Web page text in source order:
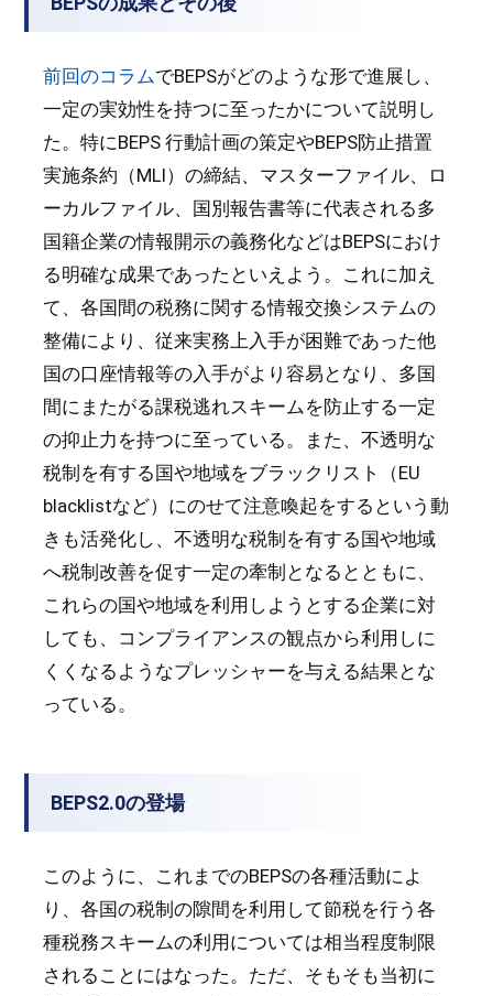
前回のコラムでBEPSがどのような形で進展し、
一定の実効性を持つに至ったかについて説明し
た。特にBEPS 行動計画の策定やBEPS防止措置
実施条約（MLI）の締結、マスターファイル、ロ
ーカルファイル、国別報告書等に代表される多
国籍企業の情報開示の義務化などはBEPSにおけ
る明確な成果であったといえよう。これに加え
て、各国間の税務に関する情報交換システムの
整備により、従来実務上入手が困難であった他
国の口座情報等の入手がより容易となり、多国
間にまたがる課税逃れスキームを防止する一定
の抑止力を持つに至っている。また、不透明な
税制を有する国や地域をブラックリスト（EU
blacklistなど）にのせて注意喚起をするという動
きも活発化し、不透明な税制を有する国や地域
へ税制改善を促す一定の牽制となるとともに、
これらの国や地域を利用しようとする企業に対
しても、コンプライアンスの観点から利用しに
くくなるようなプレッシャーを与える結果とな
っている。
BEPS2.0の登場
このように、これまでのBEPSの各種活動によ
り、各国の税制の隙間を利用して節税を行う各
種税務スキームの利用については相当程度制限
されることにはなった。ただ、そもそも当初に